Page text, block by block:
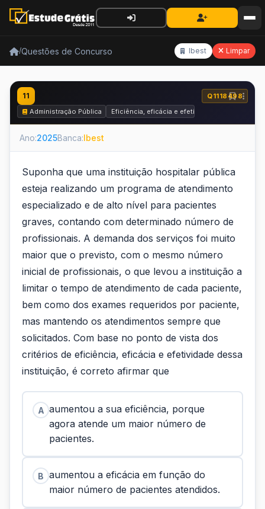
/Questões de Concurso Ibest Limpar
11
Q1118498
Administração Pública
Eficiência, eficácia e efetividade no serviço
Ano:2025Banca:Ibest
Suponha que uma instituição hospitalar pública
esteja realizando um programa de atendimento
especializado e de alto nível para pacientes
graves, contando com determinado número de
profissionais. A demanda dos serviços foi muito
maior que o previsto, com o mesmo número
inicial de profissionais, o que levou a instituição a
limitar o tempo de atendimento de cada paciente,
bem como dos exames requeridos por paciente,
mas mantendo os atendimentos sempre que
solicitados. Com base no ponto de vista dos
critérios de eficiência, eficácia e efetividade dessa
instituição, é correto afirmar que
A aumentou a sua eficiência, porque
agora atende um maior número de
pacientes.
B aumentou a eficácia em função do
maior número de pacientes atendidos.